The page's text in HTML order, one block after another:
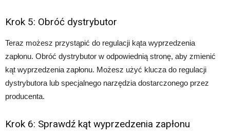
Krok 5: Obróć dystrybutor
Teraz możesz przystąpić do regulacji kąta wyprzedzenia
zapłonu. Obróć dystrybutor w odpowiednią stronę, aby zmienić
kąt wyprzedzenia zapłonu. Możesz użyć klucza do regulacji
dystrybutora lub specjalnego narzędzia dostarczonego przez
producenta.
Krok 6: Sprawdź kąt wyprzedzenia zapłonu